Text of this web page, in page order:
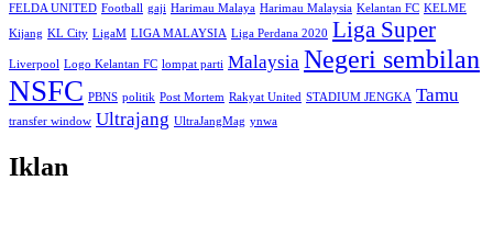
FELDA UNITED Football gaji Harimau Malaya Harimau Malaysia Kelantan FC KELME
Kijang KL City LigaM LIGA MALAYSIA Liga Perdana 2020 Liga Super
Liverpool Logo Kelantan FC lompat parti Malaysia Negeri sembilan
NSFC PBNS politik Post Mortem Rakyat United STADIUM JENGKA Tamu
transfer window Ultrajang UltraJangMag ynwa
Iklan